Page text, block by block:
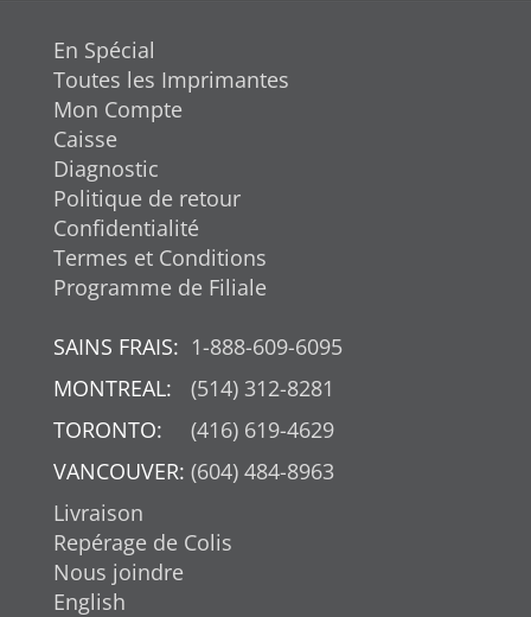
En Spécial
Toutes les Imprimantes
Mon Compte
Caisse
Diagnostic
Politique de retour
Confidentialité
Termes et Conditions
Programme de Filiale
SAINS FRAIS: 1-888-609-6095
MONTREAL:
(514) 312-8281
TORONTO:
(416) 619-4629
VANCOUVER: (604) 484-8963
Livraison
Repérage de Colis
Nous joindre
English